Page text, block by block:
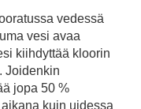
vedessä
vesi avaa
kiihdyttää kloorin
Joidenkin
jopa 50 %
kuin uidessa